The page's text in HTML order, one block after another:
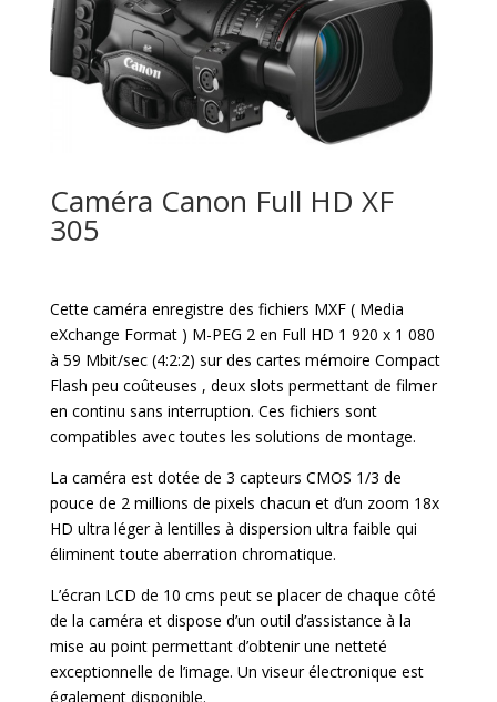
Caméra Canon Full HD XF
305
Cette caméra enregistre des fichiers MXF ( Media
eXchange Format ) M-PEG 2 en Full HD 1 920 x 1 080
à 59 Mbit/sec (4:2:2) sur des cartes mémoire Compact
Flash peu coûteuses , deux slots permettant de filmer
en continu sans interruption. Ces fichiers sont
compatibles avec toutes les solutions de montage.
La caméra est dotée de 3 capteurs CMOS 1/3 de
pouce de 2 millions de pixels chacun et d’un zoom 18x
HD ultra léger à lentilles à dispersion ultra faible qui
éliminent toute aberration chromatique.
L’écran LCD de 10 cms peut se placer de chaque côté
de la caméra et dispose d’un outil d’assistance à la
mise au point permettant d’obtenir une netteté
exceptionnelle de l’image. Un viseur électronique est
également disponible.